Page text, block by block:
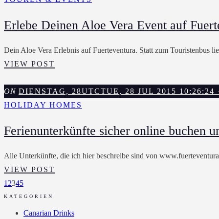
GOLD
Erlebe Deinen Aloe Vera Event auf
Dein Aloe Vera Erlebnis auf Fuerteventura. Statt zum Touristenbus
VIEW POST
ALOE
VERA
AUF
ON DIENSTAG, 28UTCTUE, 28 JUL 2015 10:26:24
HOLIDAY HOMES
Ferienunterkünfte sicher online buchen
Alle Unterkünfte, die ich hier beschreibe sind von
VIEW POST
BUCHEN
1 2345
KATEGORIEN
Canarian Drinks